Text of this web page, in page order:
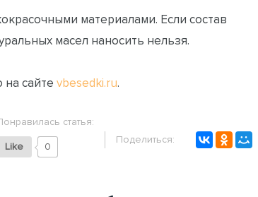
материалами. Если состав
масел наносить нельзя.
сайте vbesedki.ru.
статья:
Like 0
Поделиться: